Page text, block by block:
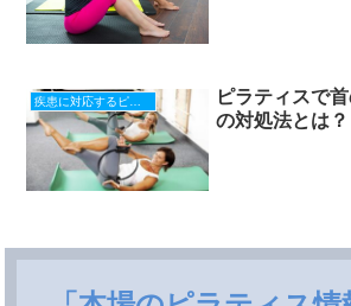
疾患に対応するピラティス
ピラティスで
の対処法とは？
ホーム 首の痛み